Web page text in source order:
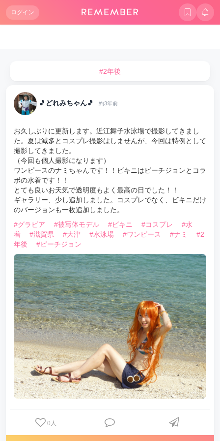
ログイン
#2年後
🎵どれみちゃん🎵 約3年前
お久しぶりに更新します。近江舞子水泳場で撮影してきまし
た。夏は滅多とコスプレ撮影はしませんが、今回は特例として
撮影してきました。
（今回も個人撮影になります）
ワンピースのナミちゃんです！！ビキニはピーチジョンとコラ
ボの水着です！！
とても良いお天気で透明度もよく最高の日でした！！
ギャラリー、少し追加しました。コスプレでなく、ビキニだけ
のバージョンも一枚追加しました。
#グラビア
#被写体モデル #ビキニ #コスプレ
#水
着
#滋賀県 #大津 #水泳場 #ワンピース #ナミ
#2
年後
#ピーチジョン
0 人